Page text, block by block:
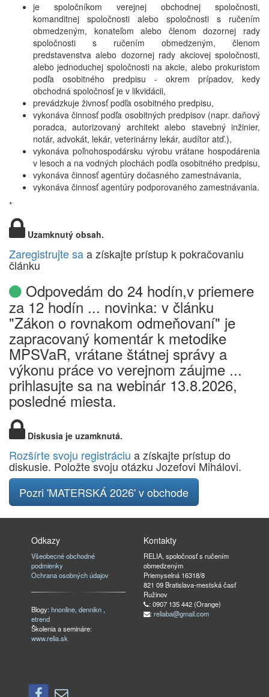
je spoločníkom verejnej obchodnej spoločnosti,
komanditnej spoločnosti alebo spoločnosti s ručením
obmedzeným, konateľom alebo členom dozornej rady
spoločnosti s ručením obmedzeným, členom
predstavenstva alebo dozornej rady akciovej spoločnosti,
alebo jednoduchej spoločnosti na akcie, alebo prokuristom
podľa osobitného predpisu - okrem prípadov, kedy
obchodná spoločnosť je v likvidácii,
prevádzkuje živnosť podľa osobitného predpisu,
vykonáva činnosť podľa osobitných predpisov (napr. daňový
poradca, autorizovaný architekt alebo stavebný inžinier,
notár, advokát, lekár, veterinárny lekár, audítor atď.),
vykonáva poľnohospodársku výrobu vrátane hospodárenia
v lesoch a na vodných plochách podľa osobitného predpisu,
vykonáva činnosť agentúry dočasného zamestnávania,
vykonáva činnosť agentúry podporovaného zamestnávania.
*
Uzamknutý obsah.
Zaregistrujte saa získajte prístup k pokračovaniu
článku
Odpovedám do 24 hodín,v priemere
za 12 hodín ... novinka: v článku
"Zákon o rovnakom odmeňovaní" je
zapracovaný komentár k metodike
MPSVaR, vrátane štátnej správy a
výkonu práce vo verejnom záujme ...
prihlasujte sa na webinár 13.8.2026,
posledné miesta.
Diskusia je uzamknutá.
Rozšírte svoju registráciu a získajte prístup do
diskusie. Položte svoju otázku Jozefovi Mihálovi.
Pozri 'MATERSKÁ 2026' v obchode
Odkazy
Všeobecné obchodné
podmienky
Ochrana osobných údajov
Blogy:hnonline,dennikn ,
etrend
Školenia a semináre:
www.relia.sk
Kontakty
RELIA, spoločnosť s ručením
obmedzeným
Priemyselná 16318/8
821 09 Bratislava-mestská časť
Ružinov
: 0907 135 442 (Orange)
: reliaba@gmail.com